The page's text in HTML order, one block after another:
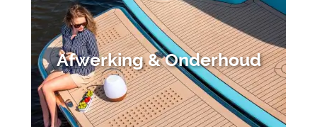
Afwerking & Onderhoud